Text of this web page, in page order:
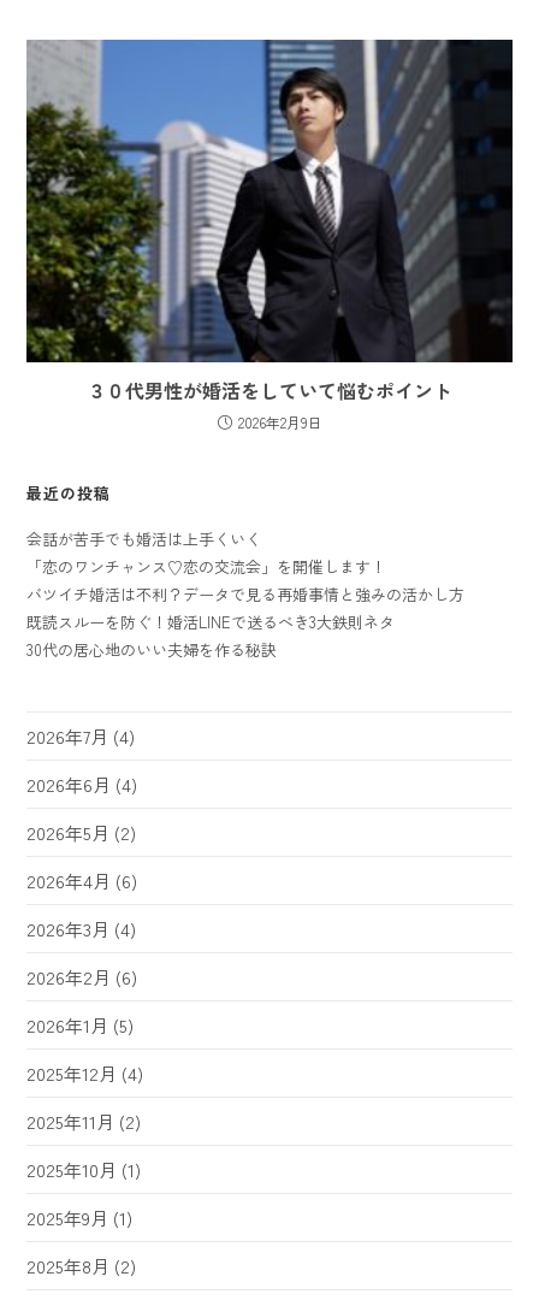
３０代男性が婚活をしていて悩むポイント
2026年2月9日
最近の投稿
会話が苦手でも婚活は上手くいく
「恋のワンチャンス♡恋の交流会」を開催します！
バツイチ婚活は不利？データで見る再婚事情と強みの活かし方
既読スルーを防ぐ！婚活LINEで送るべき3大鉄則ネタ
30代の居心地のいい夫婦を作る秘訣
2026年7月 (4)
2026年6月 (4)
2026年5月 (2)
2026年4月 (6)
2026年3月 (4)
2026年2月 (6)
2026年1月 (5)
2025年12月 (4)
2025年11月 (2)
2025年10月 (1)
2025年9月 (1)
2025年8月 (2)